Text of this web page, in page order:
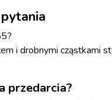
i drobnymi
przedarcia?